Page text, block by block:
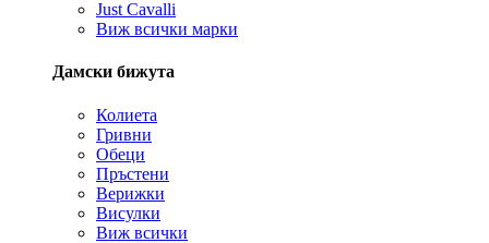
Just Cavalli
Виж всички марки
Дамски бижута
Колиета
Гривни
Обеци
Пръстени
Верижки
Висулки
Виж всички